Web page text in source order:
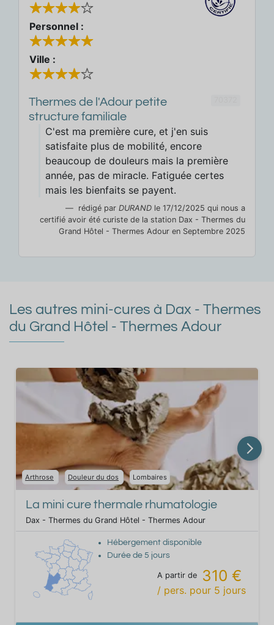
Personnel :
Ville :
Thermes de l'Adour petite
structure familiale
C'est ma première cure, et j'en suis
satisfaite plus de mobilité, encore
beaucoup de douleurs mais la première
année, pas de miracle. Fatiguée certes
mais les bienfaits se payent.
rédigé par DURAND le 17/12/2025 qui nous a
certifié avoir été curiste de la station Dax - Thermes du
Grand Hôtel - Thermes Adour en Septembre 2025
Les autres mini-cures à Dax - Thermes
du Grand Hôtel - Thermes Adour
Arthrose Douleur du dos Lombaires
La mini cure thermale rhumatologie
Dax - Thermes du Grand Hôtel - Thermes Adour
Hébergement disponible
Durée de 5 jours
A partir de 310 €
/ pers. pour 5 jours